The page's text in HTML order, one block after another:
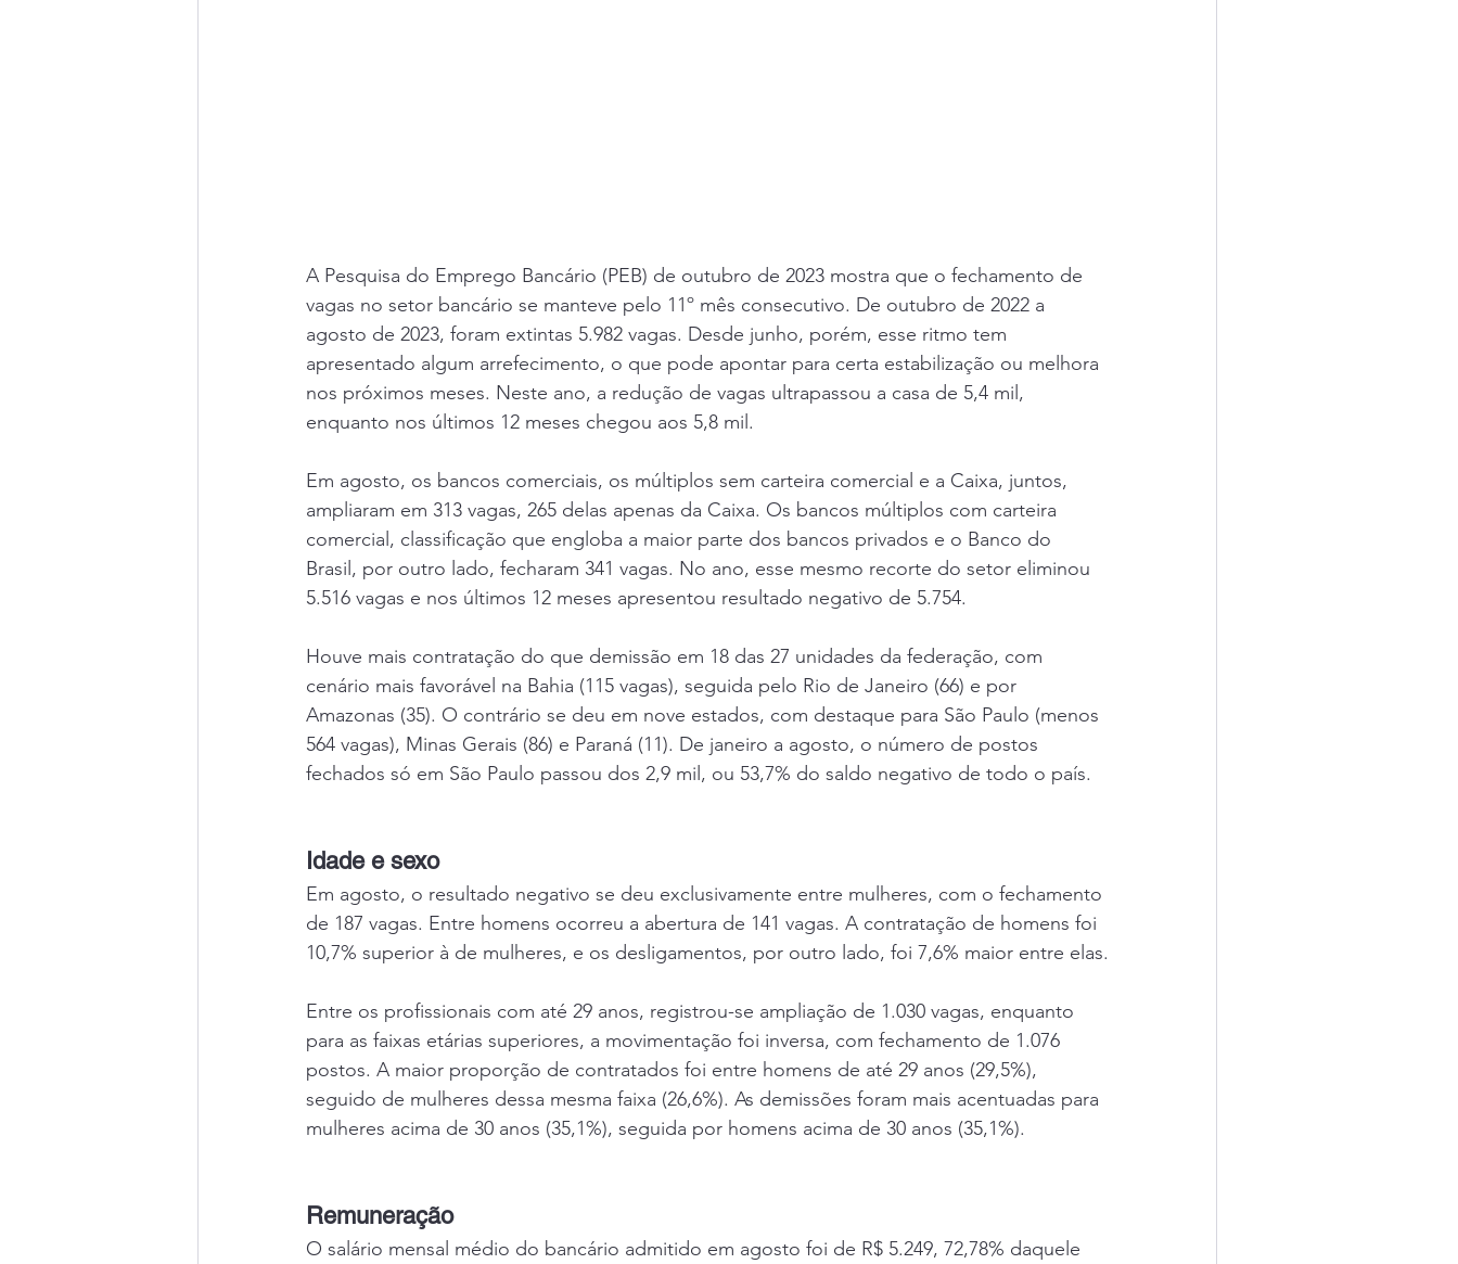
A Pesquisa do Emprego Bancário (PEB) de outubro de 2023 mostra que o fechamento de
vagas no setor bancário se manteve pelo 11º mês consecutivo. De outubro de 2022 a
agosto de 2023, foram extintas 5.982 vagas. Desde junho, porém, esse ritmo tem
apresentado algum arrefecimento, o que pode apontar para certa estabilização ou melhora
nos próximos meses. Neste ano, a redução de vagas ultrapassou a casa de 5,4 mil,
enquanto nos últimos 12 meses chegou aos 5,8 mil.
Em agosto, os bancos comerciais, os múltiplos sem carteira comercial e a Caixa, juntos,
ampliaram em 313 vagas, 265 delas apenas da Caixa. Os bancos múltiplos com carteira
comercial, classificação que engloba a maior parte dos bancos privados e o Banco do
Brasil, por outro lado, fecharam 341 vagas. No ano, esse mesmo recorte do setor eliminou
5.516 vagas e nos últimos 12 meses apresentou resultado negativo de 5.754.
Houve mais contratação do que demissão em 18 das 27 unidades da federação, com
cenário mais favorável na Bahia (115 vagas), seguida pelo Rio de Janeiro (66) e por
Amazonas (35). O contrário se deu em nove estados, com destaque para São Paulo (menos
564 vagas), Minas Gerais (86) e Paraná (11). De janeiro a agosto, o número de postos
fechados só em São Paulo passou dos 2,9 mil, ou 53,7% do saldo negativo de todo o país.
Idade e sexo
Em agosto, o resultado negativo se deu exclusivamente entre mulheres, com o fechamento
de 187 vagas. Entre homens ocorreu a abertura de 141 vagas. A contratação de homens foi
10,7% superior à de mulheres, e os desligamentos, por outro lado, foi 7,6% maior entre elas.
Entre os profissionais com até 29 anos, registrou-se ampliação de 1.030 vagas, enquanto
para as faixas etárias superiores, a movimentação foi inversa, com fechamento de 1.076
postos. A maior proporção de contratados foi entre homens de até 29 anos (29,5%),
seguido de mulheres dessa mesma faixa (26,6%). As demissões foram mais acentuadas para
mulheres acima de 30 anos (35,1%), seguida por homens acima de 30 anos (35,1%).
Remuneração
O salário mensal médio do bancário admitido em agosto foi de R$ 5.249, 72,78% daquele